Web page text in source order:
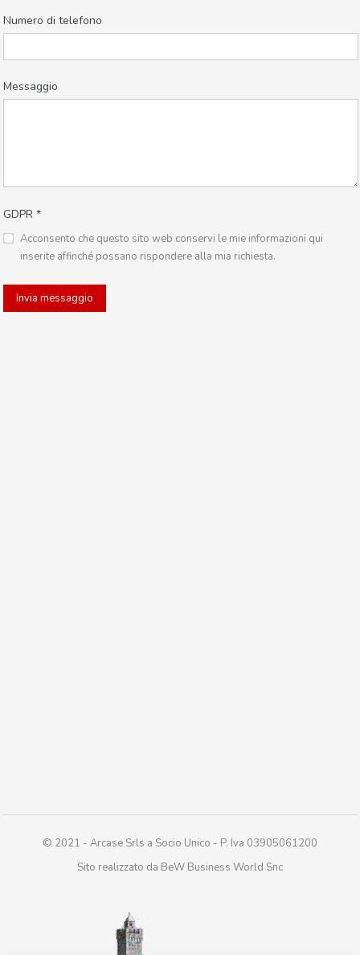
Numero di telefono
Messaggio
GDPR *
Acconsento che questo sito web conservi le mie informazioni qui
inserite affinché possano rispondere alla mia richiesta.
© 2021 - Arcase Srls a Socio Unico - P. Iva 03905061200
Sito realizzato da BeW Business World Snc